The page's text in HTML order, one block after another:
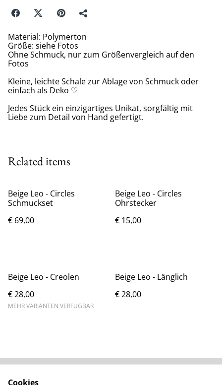
Material: Polymerton
Größe: siehe Fotos
Ohne Schmuck, nur zum Größenvergleich auf den
Fotos
Kleine, leichte Schale zur Ablage von Schmuck oder
einfach als Deko ♡
Jedes Stück ein einzigartiges Unikat, sorgfältig mit
Liebe zum Detail von Hand gefertigt.
Related items
Beige Leo - Circles
Schmuckset
€ 69,00
Beige Leo - Circles
Ohrstecker
€ 15,00
Beige Leo - Creolen
€ 28,00
MEHR VARIANTEN VERFÜGBAR
Beige Leo - Länglich
€ 28,00
Cookies